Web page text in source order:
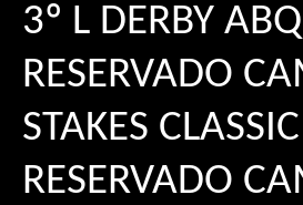
3º L DERBY
RESERVADO
STAKES
RESERVADO